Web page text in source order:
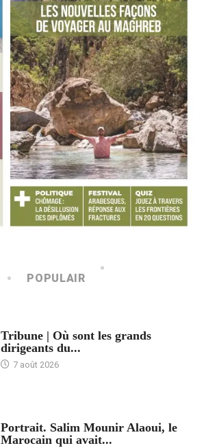
POPULAIR
Tribune | Où sont les grands
dirigeants du...
7 août 2026
Portrait. Salim Mounir Alaoui, le
Marocain qui avait...